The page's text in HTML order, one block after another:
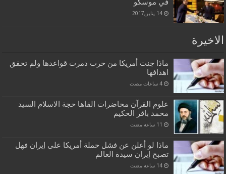
14 يناير,2017
الاخيرة
ماذا جنت أمريكا من حرب دمرت قواعدها ولم تحقق
اهدافها
‏4 ساعات مضت
علوم القرآن محاضرات القاها حجة الاسلام السيد
محمد باقر الحكيم
ماذا لو أعلن عن فشل حملة أمريكا على إيران فهل
تصبح إيران سيدة العالم
‏14 ساعة مضت